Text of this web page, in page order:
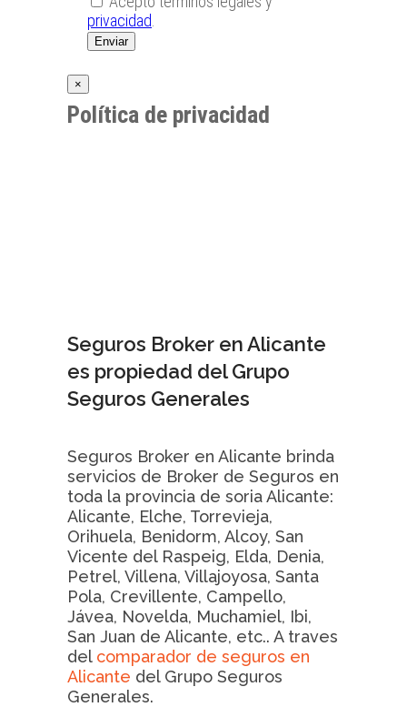
Seguros Broker en Alicante
es propiedad del Grupo
Seguros Generales
Seguros Broker en Alicante brinda
servicios de Broker de Seguros en
toda la provincia de soria Alicante:
Alicante, Elche, Torrevieja,
Orihuela, Benidorm, Alcoy, San
Vicente del Raspeig, Elda, Denia,
Petrel, Villena, Villajoyosa, Santa
Pola, Crevillente, Campello,
Jávea, Novelda, Muchamiel, Ibi,
San Juan de Alicante, etc.. A traves
del comparador de seguros en
Alicante del Grupo Seguros
Generales.